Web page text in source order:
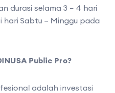
durasi selama 3 – 4 hari
Sabtu – Minggu pada
Public Pro?
adalah investasi